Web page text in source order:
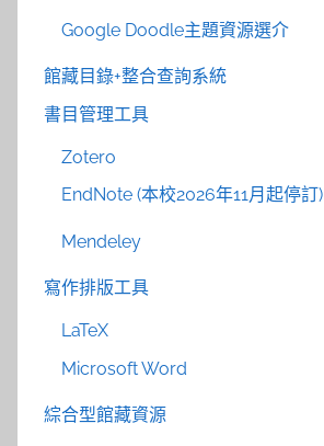
Google Doodle主題資源選介
館藏目錄+整合查詢系統
書目管理工具
Zotero
EndNote (本校2026年11月起停訂)
Mendeley
寫作排版工具
LaTeX
Microsoft Word
綜合型館藏資源